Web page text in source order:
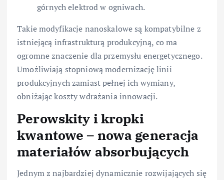
górnych elektrod w ogniwach.
Takie modyfikacje nanoskalowe są kompatybilne z
istniejącą infrastrukturą produkcyjną, co ma
ogromne znaczenie dla przemysłu energetycznego.
Umożliwiają stopniową modernizację linii
produkcyjnych zamiast pełnej ich wymiany,
obniżając koszty wdrażania innowacji.
Perowskity i kropki
kwantowe – nowa generacja
materiałów absorbujących
Jednym z najbardziej dynamicznie rozwijających się